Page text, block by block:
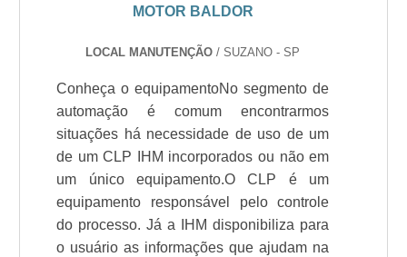
MOTOR BALDOR
LOCAL MANUTENÇÃO / SUZANO - SP
Conheça o equipamentoNo segmento de
automação é comum encontrarmos
situações há necessidade de uso de um
de um CLP IHM incorporados ou não em
um único equipamento.O CLP é um
equipamento responsável pelo controle
do processo. Já a IHM disponibiliza para
o usuário as informações que ajudam na